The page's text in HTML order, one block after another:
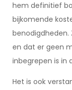
hem definitief
bijkomende
benodigdheden.
en dat er geen
inbegrepen is in
Het is ook